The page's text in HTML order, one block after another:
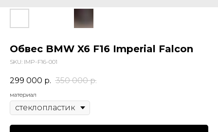
Обвес BMW X6 F16 Imperial Falcon
SKU: IMP-F16-001
299 000 р. 350 000 р.
материал